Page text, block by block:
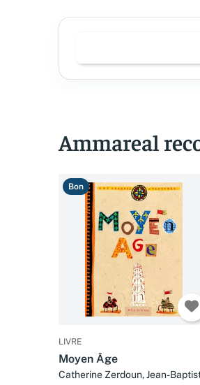
Ammareal
Bon
LIVRE
Moyen Âge
Catherine Zerdoun, Jean-